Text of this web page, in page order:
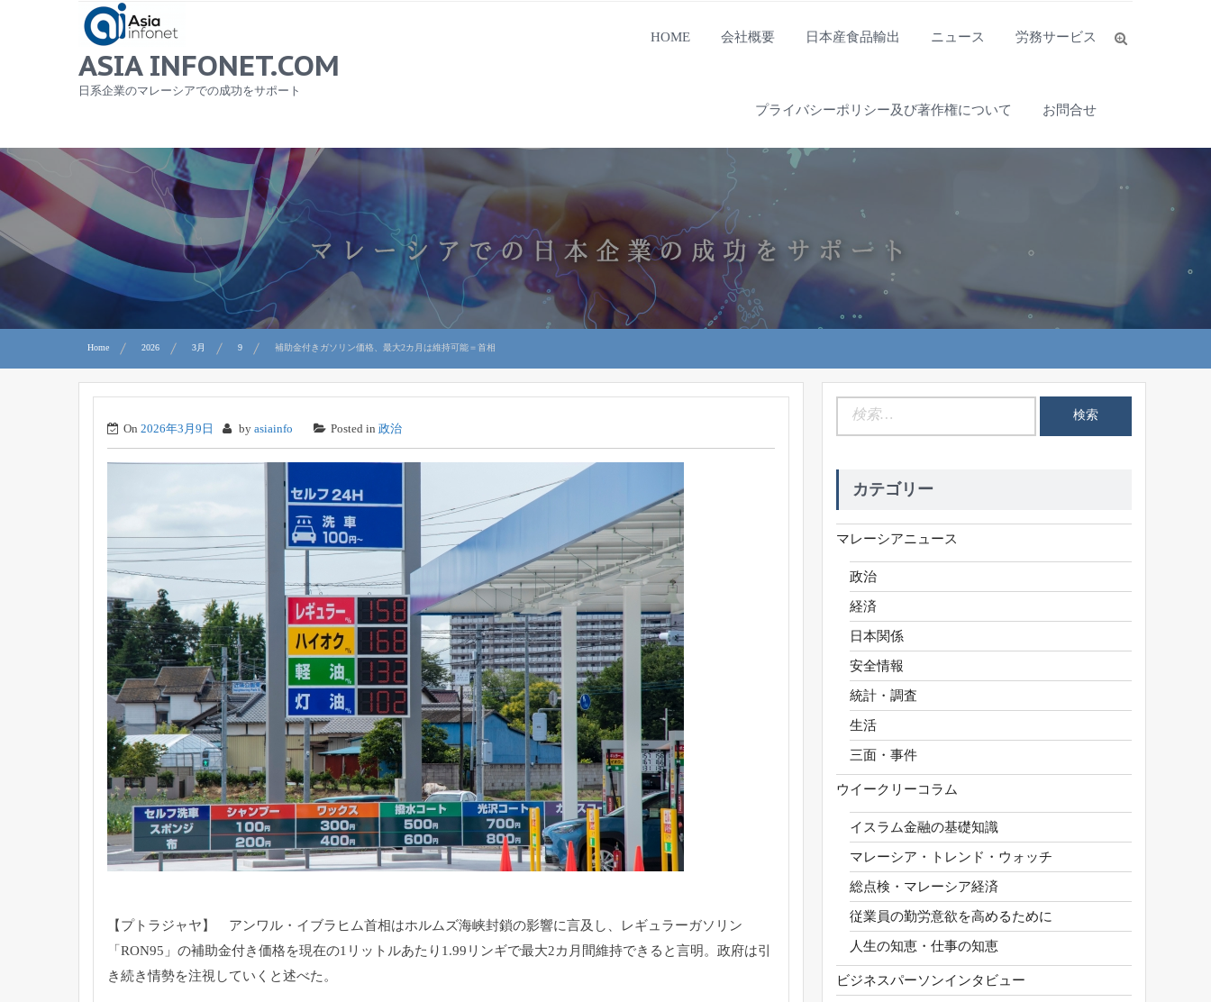
ASIA INFONET.COM
日系企業のマレーシアでの成功をサポート
HOME 会社概要 日本産食品輸出 ニュース 労務サービス
プライバシーポリシー及び著作権について お問合せ
Home 2026 3月 9 補助金付きガソリン価格、最大2カ月は維持可能＝首相
On 2026年3月9日 by asiainfo Posted in 政治
【プトラジャヤ】 アンワル・イブラヒム首相はホルムズ海峡封鎖の影響に言及し、
レギュラーガソリン
「RON95」 の補助金付き価格を現在の1リットルあたり1.99リンギで最大2カ月間維持できると言明。 政府は引
き続き情勢を注視していくと述べた。
カテゴリー
マレーシアニュース
政治
経済
日本関係
安全情報
統計・調査
生活
三面・事件
ウイークリーコラム
イスラム金融の基礎知識
マレーシア・トレンド・ウォッチ
総点検・マレーシア経済
従業員の勤労意欲を高めるために
人生の知恵・仕事の知恵
ビジネスパーソンインタビュー